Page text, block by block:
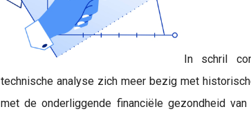
In schril
technische analyse zich meer bezig met
met de onderliggende financiële gezondheid